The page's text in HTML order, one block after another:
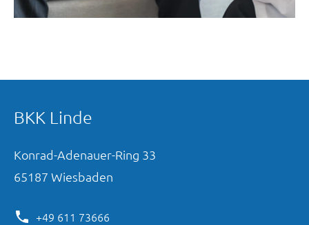
BKK Linde
Konrad-Adenauer-Ring 33
65187 Wiesbaden
+49 611 73666